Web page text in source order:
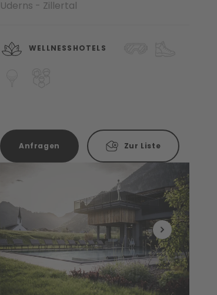
Uderns - Zillertal
WELLNESSHOTELS
Anfragen Zur Liste